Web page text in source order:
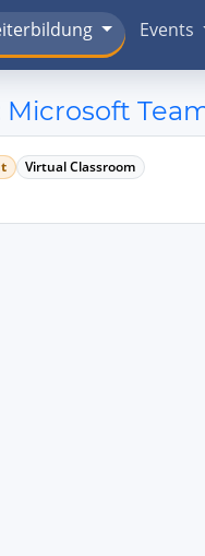
Events
Virtual Classroom